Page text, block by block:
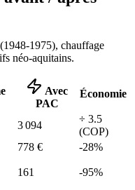
1948-1975), chauffage
néo-aquitains.
Avec
PAC
Économie
3 094
÷ 3.5
(COP)
778 € -28%
161 -95%